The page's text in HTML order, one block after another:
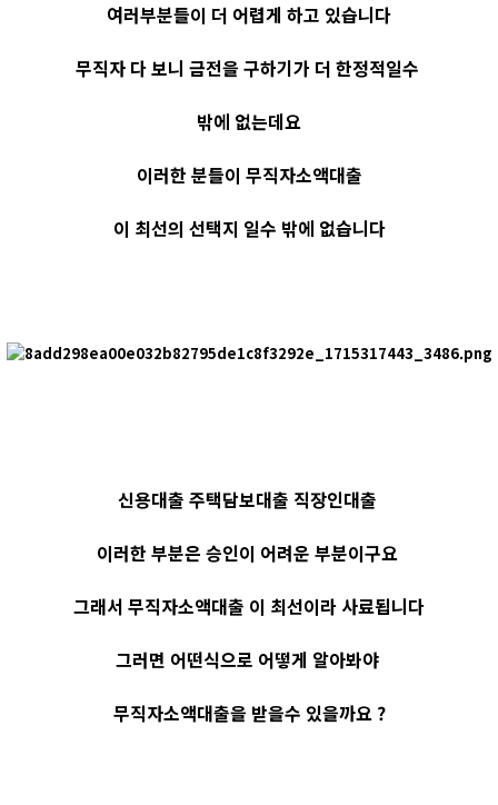
여러부분들이 더 어렵게 하고 있습니다
무직자 다 보니 금전을 구하기가 더 한정적일수
밖에 없는데요
이러한 분들이 무직자소액대출
이 최선의 선택지 일수 밖에 없습니다
신용대출 주택담보대출 직장인대출
이러한 부분은 승인이 어려운 부분이구요
그래서 무직자소액대출 이 최선이라 사료됩니다
그러면 어떤식으로 어떻게 알아봐야
무직자소액대출을 받을수 있을까요 ?